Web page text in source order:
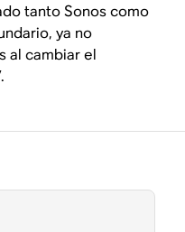
tanto Sonos como
ya no
al cambiar el